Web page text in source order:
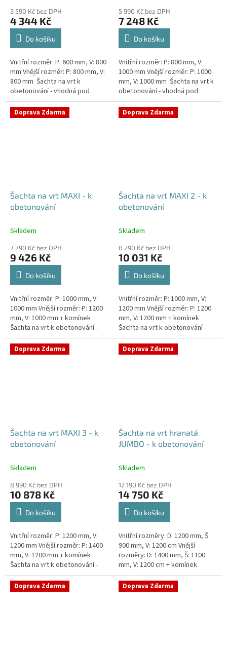
3 590 Kč bez DPH
4 344 Kč
Do košíku
Vnitřní rozměr: P: 600 mm, V: 800
mm Vnější rozměr: P: 800 mm, V:
800 mm Šachta na vrt k
obetonování - vhodná pod
parkovací stání, komunikace
nebo do míst vyšším...
5 990 Kč bez DPH
7 248 Kč
Do košíku
Vnitřní rozměr: P: 800 mm, V:
1000 mm Vnější rozměr: P: 1000
mm, V: 1000 mm Šachta na vrt k
obetonování - vhodná pod
parkovací stání, komunikace
nebo do míst vyšším...
Doprava Zdarma
Šachta na vrt MAXI - k
obetonování
Skladem
7 790 Kč bez DPH
9 426 Kč
Do košíku
Vnitřní rozměr: P: 1000 mm, V:
1000 mm Vnější rozměr: P: 1200
mm, V: 1000 mm + komínek
Šachta na vrt k obetonování -
vhodná pod parkovací stání,
komunikace nebo do míst...
Doprava Zdarma
Šachta na vrt MAXI 2 - k
obetonování
Skladem
8 290 Kč bez DPH
10 031 Kč
Do košíku
Vnitřní rozměr: P: 1000 mm, V:
1200 mm Vnější rozměr: P: 1200
mm, V: 1200 mm + komínek
Šachta na vrt k obetonování -
vhodná pod parkovací stání,
komunikace nebo do míst...
Doprava Zdarma
Šachta na vrt MAXI 3 - k
obetonování
Skladem
8 990 Kč bez DPH
10 878 Kč
Do košíku
Vnitřní rozměr: P: 1200 mm, V:
1200 mm Vnější rozměr: P: 1400
mm, V: 1200 mm + komínek
Šachta na vrt k obetonování -
vhodná pod parkovací stání,
komunikace nebo do míst...
Doprava Zdarma
Šachta na vrt hranatá
JUMBO - k obetonování
Skladem
12 190 Kč bez DPH
14 750 Kč
Do košíku
Vnitřní rozměry: D: 1200 mm, Š:
900 mm, V: 1200 cm Vnější
rozměry: D: 1400 mm, Š: 1100
mm, V: 1200 cm + komínek
Šachta na vrt k obetonování -
vhodná pod parkovací...
Doprava Zdarma Doprava Zdarma